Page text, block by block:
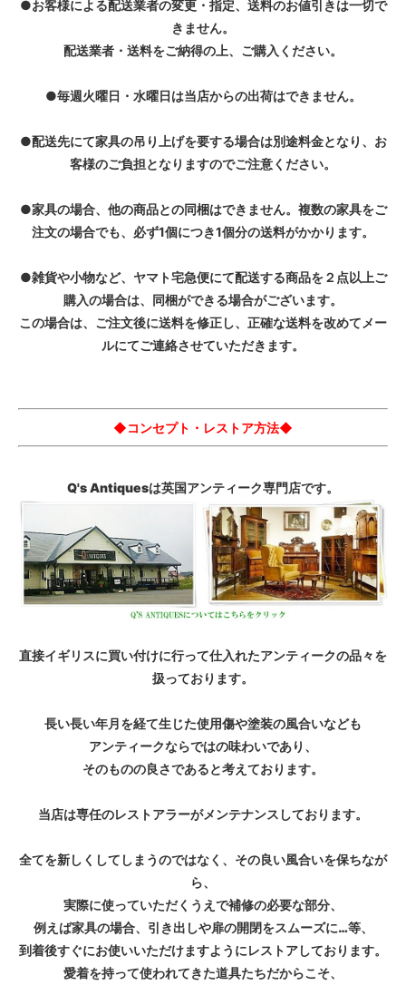
●お客様による配送業者の変更・指定、送料のお値引きは一切で
きません。
配送業者・送料をご納得の上、ご購入ください。
●毎週火曜日・水曜日は当店からの出荷はできません。
●配送先にて家具の吊り上げを要する場合は別途料金となり、お
客様のご負担となりますのでご注意ください。
●家具の場合、他の商品との同梱はできません。複数の家具をご
注文の場合でも、必ず1個につき1個分の送料がかかります。
●雑貨や小物など、ヤマト宅急便にて配送する商品を２点以上ご
購入の場合は、同梱ができる場合がございます。
この場合は、ご注文後に送料を修正し、正確な送料を改めてメー
ルにてご連絡させていただきます。
◆コンセプト・レストア方法◆
Q's Antiquesは英国アンティーク専門店です。
直接イギリスに買い付けに行って仕入れたアンティークの品々を
扱っております。
長い長い年月を経て生じた使用傷や塗装の風合いなども
アンティークならではの味わいであり、
そのものの良さであると考えております。
当店は専任のレストアラーがメンテナンスしております。
全てを新しくしてしまうのではなく、その良い風合いを保ちなが
ら、
実際に使っていただくうえで補修の必要な部分、
例えば家具の場合、引き出しや扉の開閉をスムーズに…等、
到着後すぐにお使いいただけますようにレストアしております。
愛着を持って使われてきた道具たちだからこそ、